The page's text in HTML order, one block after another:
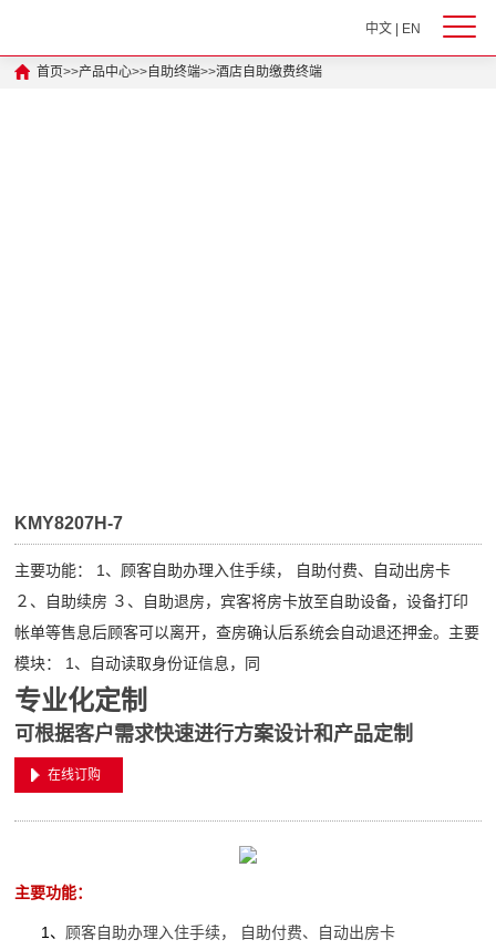
中文| EN
首页>>产品中心>>自助终端>>酒店自助缴费终端
KMY8207H-7
主要功能： 1、顾客自助办理入住手续， 自助付费、自动出房卡
２、自助续房 ３、自助退房，宾客将房卡放至自助设备，设备打印
帐单等售息后顾客可以离开，查房确认后系统会自动退还押金。主要
模块： 1、自动读取身份证信息，同
专业化定制
可根据客户需求快速进行方案设计和产品定制
在线订购
主要功能：
1、 顾客自助办理入住手续， 自助付费、自动出房卡